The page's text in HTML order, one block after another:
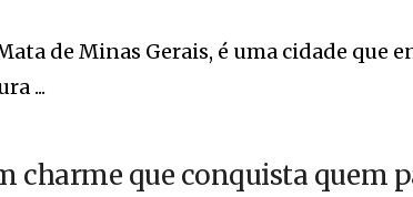
de Minas Gerais, é uma cidade que
...
charme que conquista quem